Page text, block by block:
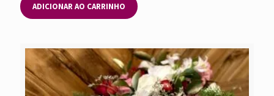
ADICIONAR AO CARRINHO